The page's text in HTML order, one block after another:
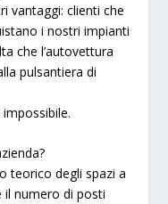
vantaggi: clienti che
i nostri impianti
che l’autovettura
pulsantiera di
teorico degli spazi a
il numero di posti